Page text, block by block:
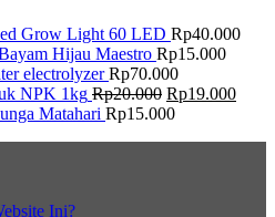
Grow Light 60 LED Rp40.000
Hijau Maestro Rp15.000
electrolyzer Rp70.000
NPK 1kg Rp20.000 Rp19.000
Matahari Rp15.000
Ini?